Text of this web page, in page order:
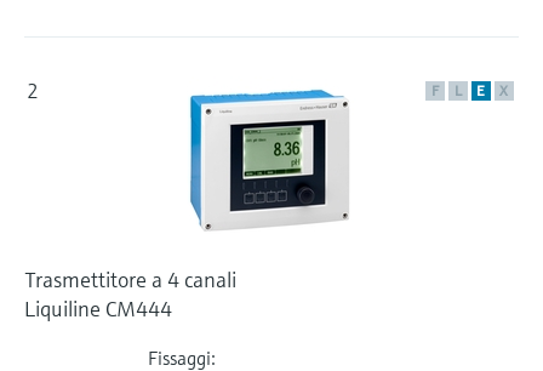
2 F L E X
Trasmettitore a 4 canali
Liquiline CM444
Fissaggi: